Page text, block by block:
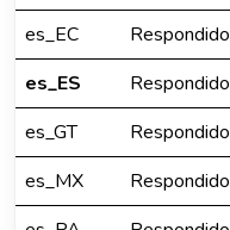
es_EC
Respondido
es_ES
Respondido
es_GT
Respondido
es_MX
Respondido